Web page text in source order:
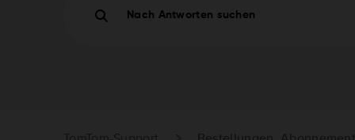
Nach Antworten suchen